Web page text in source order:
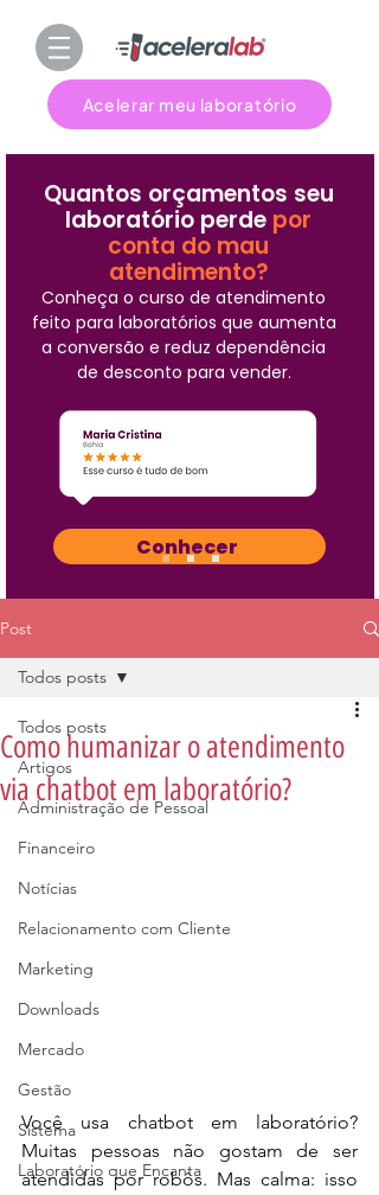
Acelerar meu laboratório
Quantos orçamentos seu
laboratório perde por
conta do mau
atendimento?
Conheça o curso de atendimento
feito para laboratórios que aumenta
a conversão e reduz dependência
de desconto para vender.
Conhecer
Post
Todos posts
Artigos
Administração de Pessoal
Financeiro
Notícias
Relacionamento com Cliente
Marketing
Downloads
Mercado
Gestão
Sistema
Laboratório que Encanta
Todos posts
Como humanizar o atendimento
via chatbot em laboratório?
Você usa chatbot em laboratório?
Muitas pessoas não gostam de ser
atendidas por robôs. Mas calma: isso